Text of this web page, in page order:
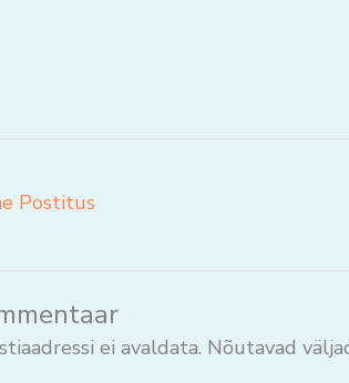
Postitus
ei avaldata. Nõutavad